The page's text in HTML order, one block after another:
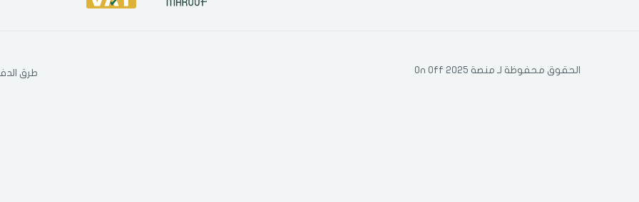
الحقوق محفوظة لـ منصة On Off 2025 طرق